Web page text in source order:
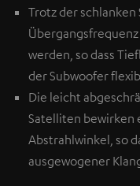
Trotz der
werden, so dass
der Subwoofer
Die leicht
Satelliten bewirken
Abstrahlwinkel, so
ausgewogener